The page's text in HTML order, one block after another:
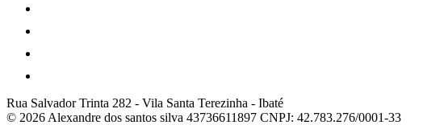
Rua Salvador Trinta 282 - Vila Santa Terezinha - Ibaté
© 2026 Alexandre dos santos silva 43736611897 CNPJ: 42.783.276/0001-33